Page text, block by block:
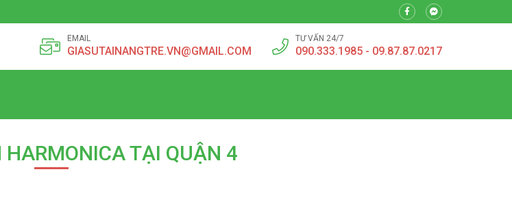
EMAIL
GIASUTAINANGTRE.VN@GMAIL.COM
TƯ VẤN 24/7
090.333.1985 - 09.87.87.0217
TẠI QUẬN 4